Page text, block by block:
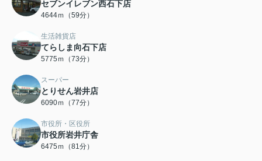
セブンイレブン西石下店
4644ｍ（59分）
生活雑貨店
てらしま向石下店
5775ｍ（73分）
スーパー
とりせん岩井店
6090ｍ（77分）
市役所・区役所
市役所岩井庁舎
6475ｍ（81分）